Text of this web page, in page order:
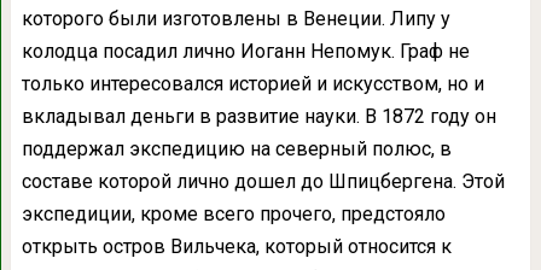
которого были изготовлены в Венеции. Липу у
колодца посадил лично Иоганн Непомук. Граф не
только интересовался историей и искусством, но и
вкладывал деньги в развитие науки. В 1872 году он
поддержал экспедицию на северный полюс, в
составе которой лично дошел до Шпицбергена. Этой
экспедиции, кроме всего прочего, предстояло
открыть остров Вильчека, который относится к